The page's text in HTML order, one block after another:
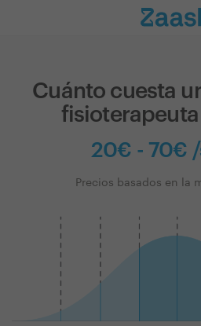
Cuánto cuesta
fisioterapeuta
20€ - 70€
Precios basados en la